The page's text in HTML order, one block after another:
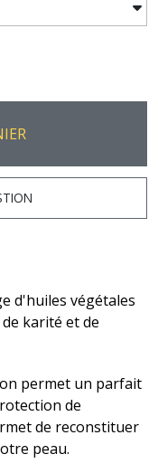
d'huiles végétales
karité et de
permet un parfait
de
de reconstituer
peau.